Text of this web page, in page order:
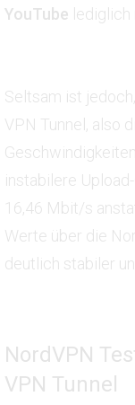
YouTube lediglich
Seltsam ist
VPN Tunnel, also
instabilere
16,46 Mbit/s
Werte über die
deutlich stabiler
NordVPN
VPN Tunnel